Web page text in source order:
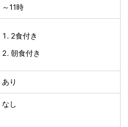
～11時
2食付き
朝食付き
あり
なし